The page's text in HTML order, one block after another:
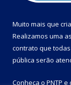
Muito mais que
Realizamos uma
contrato que
pública serão
Conheça o PNTP e